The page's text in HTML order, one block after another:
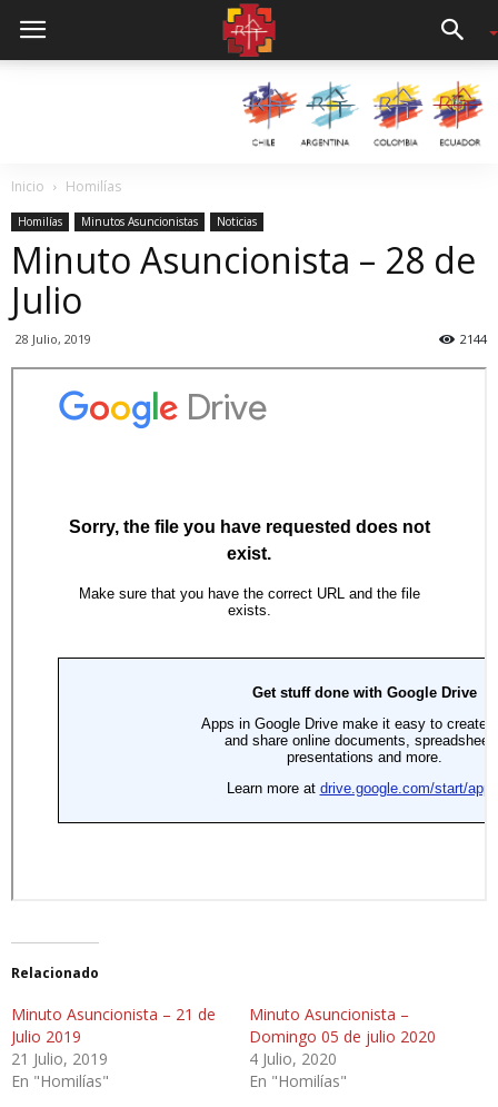
Inicio Homilías
Homilías Minutos Asuncionistas Noticias
Minuto Asuncionista – 28 de
Julio
28 Julio, 2019 2144
Relacionado
Minuto Asuncionista – 21 de
Julio 2019
21 Julio, 2019
En "Homilías"
Minuto Asuncionista –
Domingo 05 de julio 2020
4 Julio, 2020
En "Homilías"